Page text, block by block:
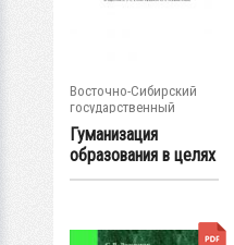
Восточно-Сибирский
государственный
университет...
Гуманизация
образования в целях
устойчивого...